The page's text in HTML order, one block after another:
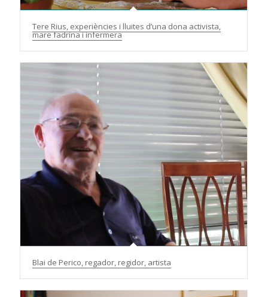
Tere Rius, experiències i lluites d’una dona activista,
mare fadrina i infermera
Blai de Perico, regador, regidor, artista